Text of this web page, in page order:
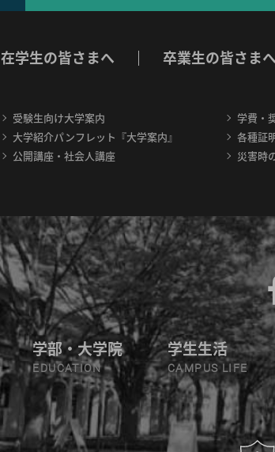
在学生の皆さまへ 卒業生の皆さまへ
受験生向け大学案内
大学紹介パンフレット『大学案内』
公開講座・社会人講座
学費・
各種証
災害時
学部・大学院
EDUCATION
学生生活
CAMPUS LIFE